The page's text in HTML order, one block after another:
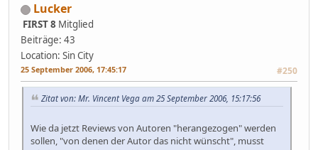
Lucker
FIRST 8 Mitglied
Beiträge: 43
Location: Sin City
25 September 2006, 17:45:17 #250
Zitat von: Mr. Vincent Vega am 25 September 2006, 15:17:56
Wie da jetzt Reviews von Autoren "herangezogen" werden
sollen, "von denen der Autor das nicht wünscht", musst